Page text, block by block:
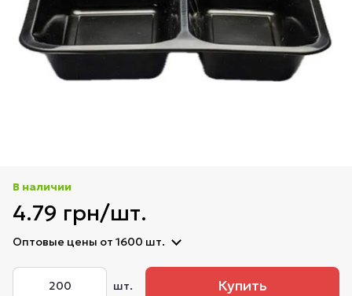
В наличии
4.79 грн/шт.
Оптовые цены от 1600 шт.
шт. Купить